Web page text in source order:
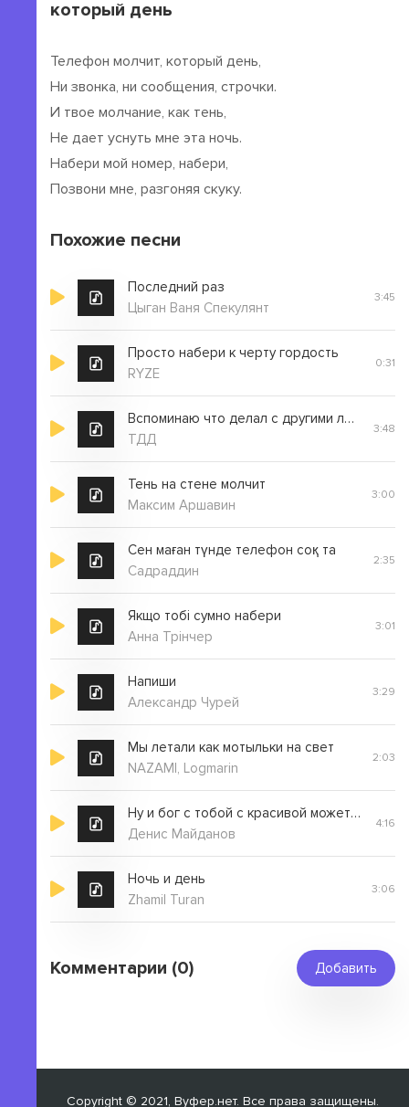
который день
Телефон молчит, который день,
Ни звонка, ни сообщения, строчки.
И твое молчание, как тень,
Не дает уснуть мне эта ночь.
Набери мой номер, набери,
Позвони мне, разгоняя скуку.
Похожие песни
Последний раз
Цыган Ваня Спекулянт
3:45
Просто набери к черту гордость
RYZE
0:31
Вспоминаю что делал с другими людьми
ТДД
3:48
Тень на стене молчит
Максим Аршавин
3:00
Сен маған түнде телефон соқ та
Садраддин
2:35
Якщо тобі сумно набери
Анна Трінчер
3:01
Напиши
Александр Чурей
3:29
Мы летали как мотыльки на свет
NAZAMI, Logmarin
2:03
Ну и бог с тобой с красивой может быть и не резон
Денис Майданов
4:16
Ночь и день
Zhamil Turan
3:06
Комментарии (0) Добавить
Copyright © 2021, Вуфер.нет. Все права защищены.